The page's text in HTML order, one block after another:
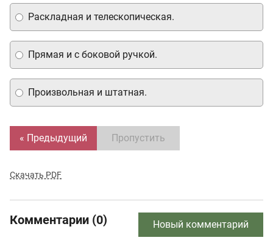
Раскладная и телескопическая.
Прямая и с боковой ручкой.
Произвольная и штатная.
« Предыдущий Пропустить
Скачать PDF
Комментарии (0) Новый комментарий